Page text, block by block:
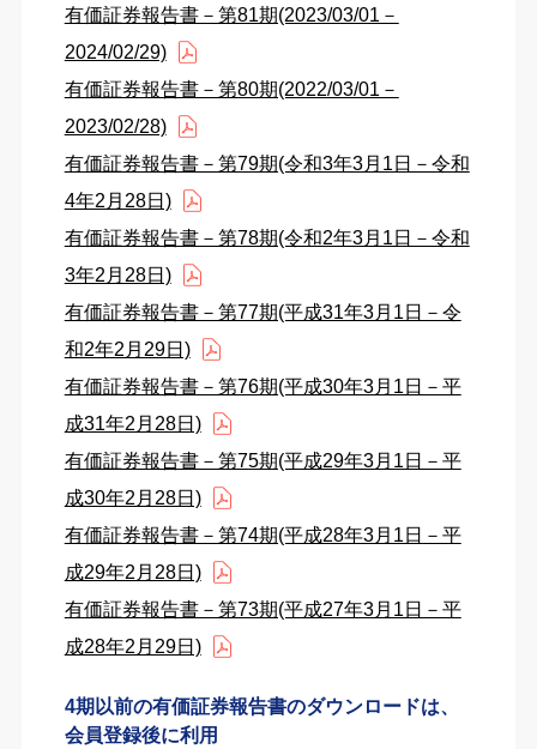
有価証券報告書－第81期(2023/03/01－
2024/02/29)
有価証券報告書－第80期(2022/03/01－
2023/02/28)
有価証券報告書－第79期(令和3年3月1日－令和
4年2月28日)
有価証券報告書－第78期(令和2年3月1日－令和
3年2月28日)
有価証券報告書－第77期(平成31年3月1日－令
和2年2月29日)
有価証券報告書－第76期(平成30年3月1日－平
成31年2月28日)
有価証券報告書－第75期(平成29年3月1日－平
成30年2月28日)
有価証券報告書－第74期(平成28年3月1日－平
成29年2月28日)
有価証券報告書－第73期(平成27年3月1日－平
成28年2月29日)
4期以前の有価証券報告書のダウンロードは、
会員登録後に利用